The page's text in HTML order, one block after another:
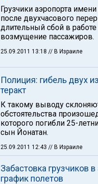
Грузчики аэропорта
после двухчасового
длительный сбой в
возмущение пассажиров.
25.09.2011 13:18 // В Израиле
Полиция: гибель двух
теракт
К такому выводу
обстоятельства
которого погибли 25-
сын Йонатан.
25.09.2011 12:43 // В Израиле
Забастовка грузчиков
график полетов